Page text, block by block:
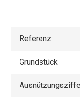
Referenz
Grundstück